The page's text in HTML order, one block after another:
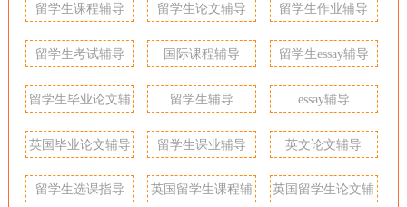
留学生课程辅导 留学生论文辅导 留学生作业辅导
留学生考试辅导 国际课程辅导 留学生essay辅导
留学生毕业论文辅
留学生辅导 essay辅导
英国毕业论文辅导 留学生课业辅导 英文论文辅导
留学生选课指导
英国留学生课程辅
英国留学生论文辅